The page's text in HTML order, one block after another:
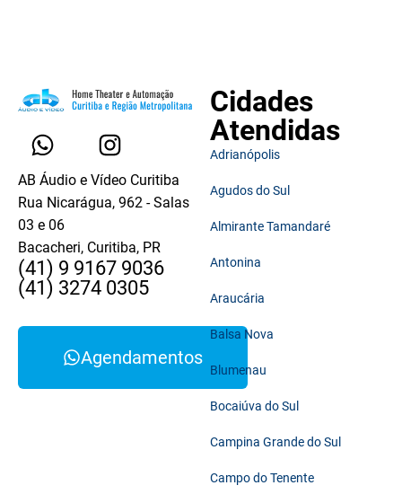
AB Áudio e Vídeo Curitiba
Rua Nicarágua, 962 - Salas
03 e 06
Bacacheri, Curitiba, PR
(41) 9 9167 9036
(41) 3274 0305
Agendamentos
Cidades
Atendidas
Adrianópolis
Agudos do Sul
Almirante Tamandaré
Antonina
Araucária
Balsa Nova
Blumenau
Bocaiúva do Sul
Campina Grande do Sul
Campo do Tenente